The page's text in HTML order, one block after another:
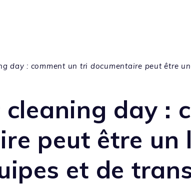
day : comment un tri documentaire peut être
day :
peut être un
et de